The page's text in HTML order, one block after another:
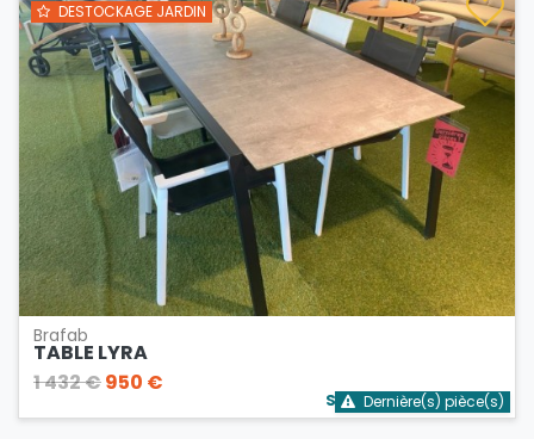
DESTOCKAGE JARDIN
Brafab
TABLE LYRA
1 432 €950 €
Stock bientôt épuisé
Dernière(s) pièce(s)